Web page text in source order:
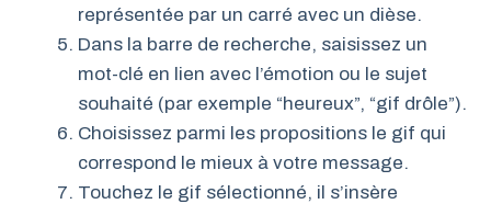
représentée par un carré avec un dièse.
Dans la barre de recherche, saisissez un
mot-clé en lien avec l’émotion ou le sujet
souhaité (par exemple “heureux”, “gif drôle”).
Choisissez parmi les propositions le gif qui
correspond le mieux à votre message.
Touchez le gif sélectionné, il s’insère